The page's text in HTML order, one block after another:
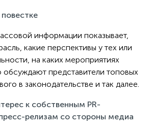
информации показывает,
какие перспективы у тех или
на каких мероприятиях
обсуждают представители топовых
в законодательстве и так далее.
к собственным PR-
релизам со стороны медиа